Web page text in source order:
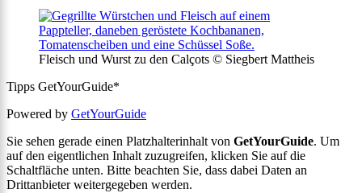
Fleisch und Wurst zu den Calçots © Siegbert Mattheis
Tipps GetYourGuide*
Powered by GetYourGuide
Sie sehen gerade einen Platzhalterinhalt von GetYourGuide. Um
auf den eigentlichen Inhalt zuzugreifen, klicken Sie auf die
Schaltfläche unten. Bitte beachten Sie, dass dabei Daten an
Drittanbieter weitergegeben werden.